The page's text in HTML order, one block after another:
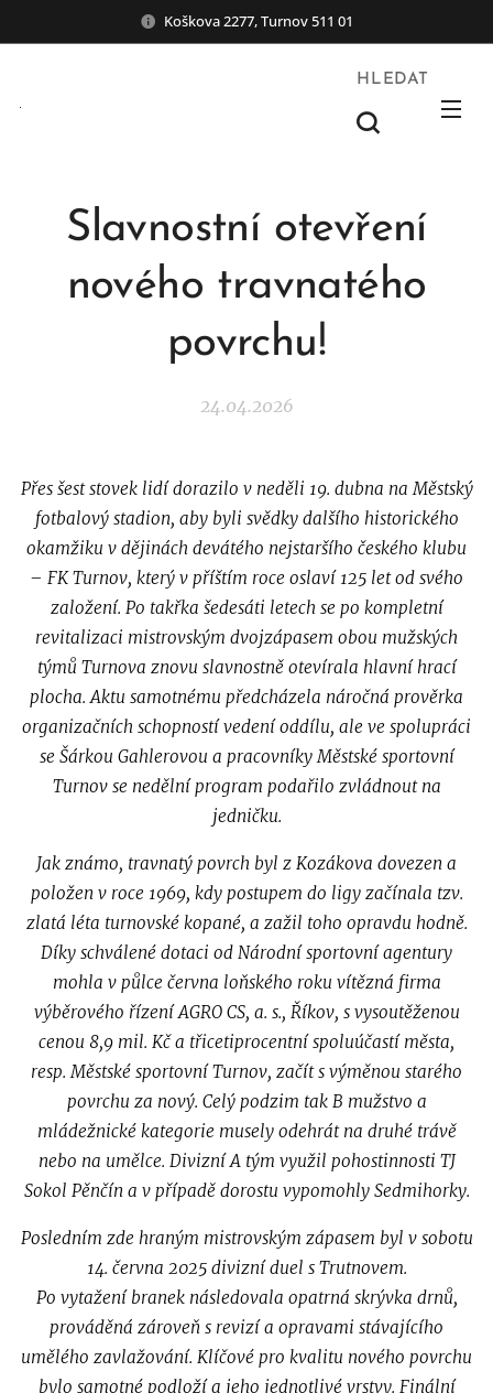
Koškova 2277, Turnov 511 01
HLEDAT
Slavnostní otevření
nového travnatého
povrchu!
24.04.2026
Přes šest stovek lidí dorazilo v neděli 19. dubna na Městský
fotbalový stadion, aby byli svědky dalšího historického
okamžiku v dějinách devátého nejstaršího českého klubu
– FK Turnov, který v příštím roce oslaví 125 let od svého
založení. Po takřka šedesáti letech se po kompletní
revitalizaci mistrovským dvojzápasem obou mužských
týmů Turnova znovu slavnostně otevírala hlavní hrací
plocha. Aktu samotnému předcházela náročná prověrka
organizačních schopností vedení oddílu, ale ve spolupráci
se Šárkou Gahlerovou a pracovníky Městské sportovní
Turnov se nedělní program podařilo zvládnout na
jedničku.
Jak známo, travnatý povrch byl z Kozákova dovezen a
položen v roce 1969, kdy postupem do ligy začínala tzv.
zlatá léta turnovské kopané, a zažil toho opravdu hodně.
Díky schválené dotaci od Národní sportovní agentury
mohla v půlce června loňského roku vítězná firma
výběrového řízení AGRO CS, a. s., Říkov, s vysoutěženou
cenou 8,9 mil. Kč a třicetiprocentní spoluúčastí města,
resp. Městské sportovní Turnov, začít s výměnou starého
povrchu za nový. Celý podzim tak B mužstvo a
mládežnické kategorie musely odehrát na druhé trávě
nebo na umělce. Divizní A tým využil pohostinnosti TJ
Sokol Pěnčín a v případě dorostu vypomohly Sedmihorky.
Posledním zde hraným mistrovským zápasem byl v sobotu
14. června 2025 divizní duel s Trutnovem.
Po vytažení branek následovala opatrná skrývka drnů,
prováděná zároveň s revizí a opravami stávajícího
umělého zavlažování. Klíčové pro kvalitu nového povrchu
bylo samotné podloží a jeho jednotlivé vrstvy. Finální